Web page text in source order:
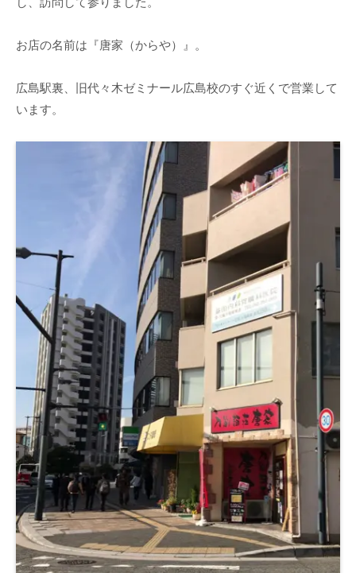
お店の名前は『唐家（からや）』。
広島駅裏、旧代々木ゼミナール広島校のすぐ近くで営業して
います。